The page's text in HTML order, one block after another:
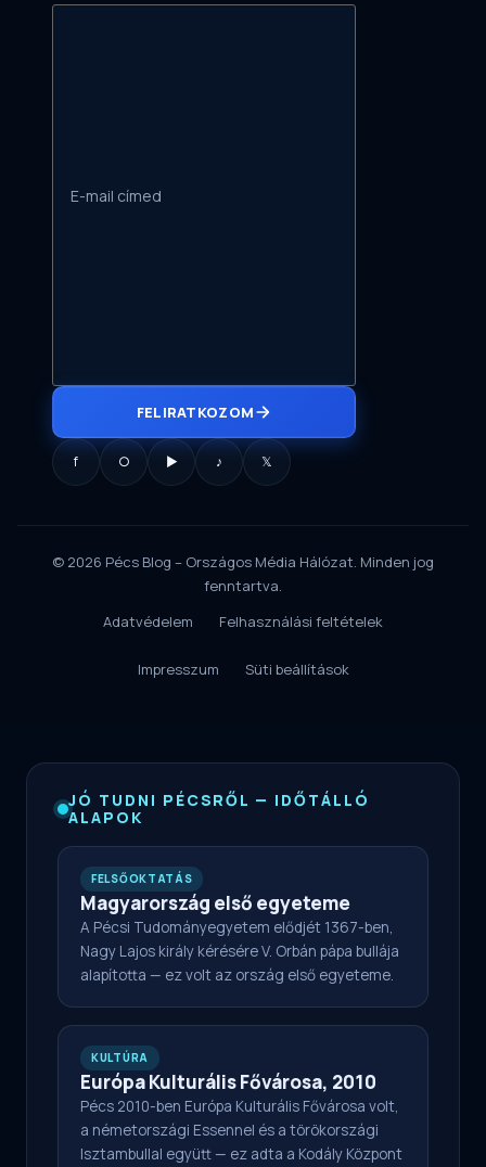
FELIRATKOZOM
f ○ ▶ ♪ 𝕏
© 2026 Pécs Blog – Országos Média Hálózat. Minden jog
fenntartva.
Adatvédelem
Felhasználási feltételek
Impresszum Süti beállítások
JÓ TUDNI PÉCSRŐL — IDŐTÁLLÓ
ALAPOK
FELSŐOKTATÁS
Magyarország első egyeteme
A Pécsi Tudományegyetem elődjét 1367-ben,
Nagy Lajos király kérésére V. Orbán pápa bullája
alapította — ez volt az ország első egyeteme.
KULTÚRA
Európa Kulturális Fővárosa, 2010
Pécs 2010-ben Európa Kulturális Fővárosa volt,
a németországi Essennel és a törökországi
Isztambullal együtt — ez adta a Kodály Központ